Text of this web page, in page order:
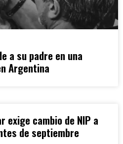
a su padre en una
Argentina
exige cambio de NIP a
de septiembre